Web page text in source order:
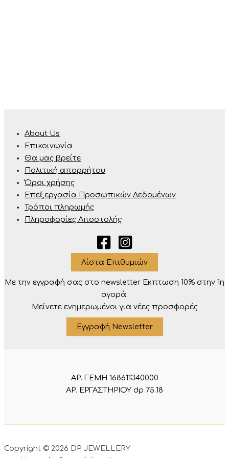
About Us
Επικοινωνία
Θα μας βρείτε
Πολιτική απορρήτου
Όροι χρήσης
Επεξεργασία Προσωπικών Δεδομένων
Τρόποι πληρωμής
Πληροφορίες Αποστολής
Λίστα Επιθυμιών
Με την εγγραφή σας στο newsletter Eκπτωση 10% στην 1η
αγορά.
Μείνετε ενημερωμένοι για νέες προσφορές
Εγγραφή Newsletter
ΑΡ. ΓΕΜΗ 168611340000
ΑΡ. ΕΡΓΑΣΤΗΡΙΟΥ dp 75.18
Copyright © 2026 DP JEWELLERY